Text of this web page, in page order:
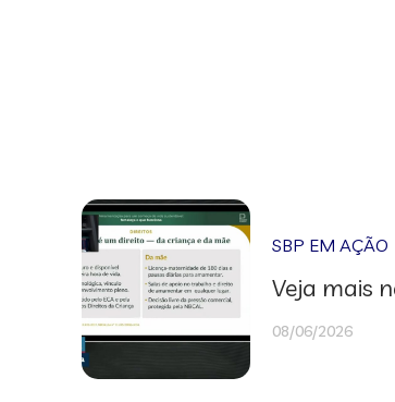
SBP EM AÇÃO
Veja mais
08/06/2026